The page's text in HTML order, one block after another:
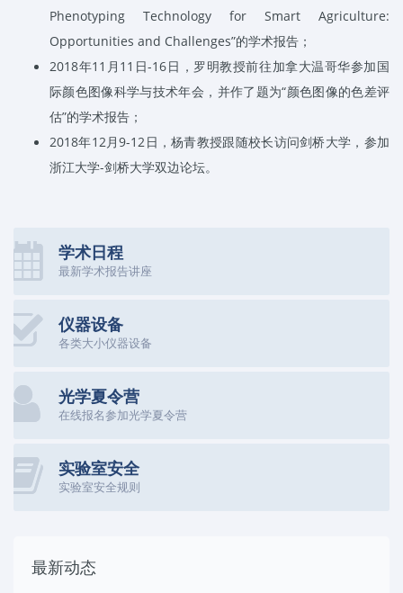
Phenotyping Technology for Smart Agriculture:
Opportunities and Challenges”的学术报告；
2018年11 月 11 日-16日，罗明教授前往加拿大温哥华参加国
际颜色图像科学与技术年会，并作了题为“颜色图像的色差评
估”的学术报告；
2018年12 月9-12 日，杨青教授跟随校长访问剑桥大学，参加
浙江大学-剑桥大学双边论坛。
学术日程
最新学术报告讲座
仪器设备
各类大小仪器设备
光学夏令营
在线报名参加光学夏令营
实验室安全
实验室安全规则
最新动态